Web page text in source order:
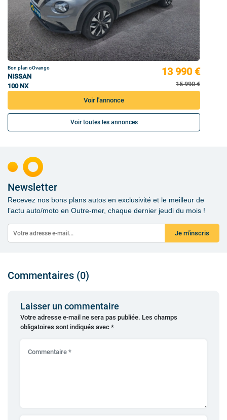
Bon plan oOvango
NISSAN
100 NX
13 990 €
15 990 €
Voir l'annonce
Voir toutes les annonces
Newsletter
Recevez nos bons plans autos en exclusivité et le meilleur de
l’actu auto/moto en Outre-mer, chaque dernier jeudi du mois !
Je m'inscris
Commentaires (0)
Laisser un commentaire
Votre adresse e-mail ne sera pas publiée. Les champs
obligatoires sont indiqués avec *